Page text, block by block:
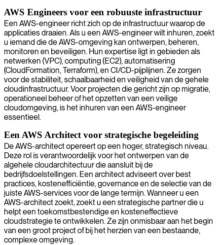
AWS Engineers voor een robuuste infrastructuur
Een AWS-engineer richt zich op de infrastructuur waarop de
applicaties draaien. Als u een AWS-engineer wilt inhuren, zoekt
u iemand die de AWS-omgeving kan ontwerpen, beheren,
monitoren en beveiligen. Hun expertise ligt in gebieden als
netwerken (VPC), computing (EC2), automatisering
(CloudFormation, Terraform), en CI/CD-pijplijnen. Ze zorgen
voor de stabiliteit, schaalbaarheid en veiligheid van de gehele
cloudinfrastructuur. Voor projecten die gericht zijn op migratie,
operationeel beheer of het opzetten van een veilige
cloudomgeving, is het inhuren van een AWS-engineer
essentieel.
Een AWS Architect voor strategische begeleiding
De AWS-architect opereert op een hoger, strategisch niveau.
Deze rol is verantwoordelijk voor het ontwerpen van de
algehele cloudarchitectuur die aansluit bij de
bedrijfsdoelstellingen. Een architect adviseert over best
practices, kostenefficiëntie, governance en de selectie van de
juiste AWS-services voor de lange termijn. Wanneer u een
AWS-architect zoekt, zoekt u een strategische partner die u
helpt een toekomstbestendige en kosteneffectieve
cloudstrategie te ontwikkelen. Ze zijn onmisbaar aan het begin
van een groot project of bij het herzien van een bestaande,
complexe omgeving.